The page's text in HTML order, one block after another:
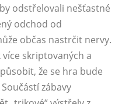
odstřelovali nešťastné
odchod od
občas nastrčit nervy.
skriptovaných a
že se hra bude
zábavy